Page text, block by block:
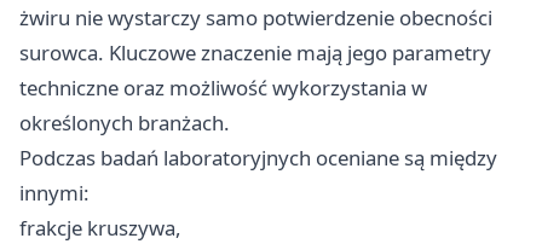
żwiru nie wystarczy samo potwierdzenie obecności
surowca. Kluczowe znaczenie mają jego parametry
techniczne oraz możliwość wykorzystania w
określonych branżach.
Podczas badań laboratoryjnych oceniane są między
innymi:
frakcje kruszywa,